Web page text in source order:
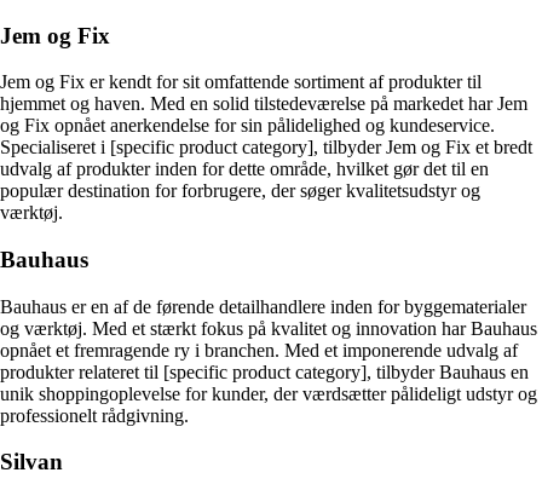
Jem og Fix
Jem og Fix er kendt for sit omfattende sortiment af produkter til
hjemmet og haven. Med en solid tilstedeværelse på markedet har Jem
og Fix opnået anerkendelse for sin pålidelighed og kundeservice.
Specialiseret i [specific product category], tilbyder Jem og Fix et bredt
udvalg af produkter inden for dette område, hvilket gør det til en
populær destination for forbrugere, der søger kvalitetsudstyr og
værktøj.
Bauhaus
Bauhaus er en af de førende detailhandlere inden for byggematerialer
og værktøj. Med et stærkt fokus på kvalitet og innovation har Bauhaus
opnået et fremragende ry i branchen. Med et imponerende udvalg af
produkter relateret til [specific product category], tilbyder Bauhaus en
unik shoppingoplevelse for kunder, der værdsætter pålideligt udstyr og
professionelt rådgivning.
Silvan